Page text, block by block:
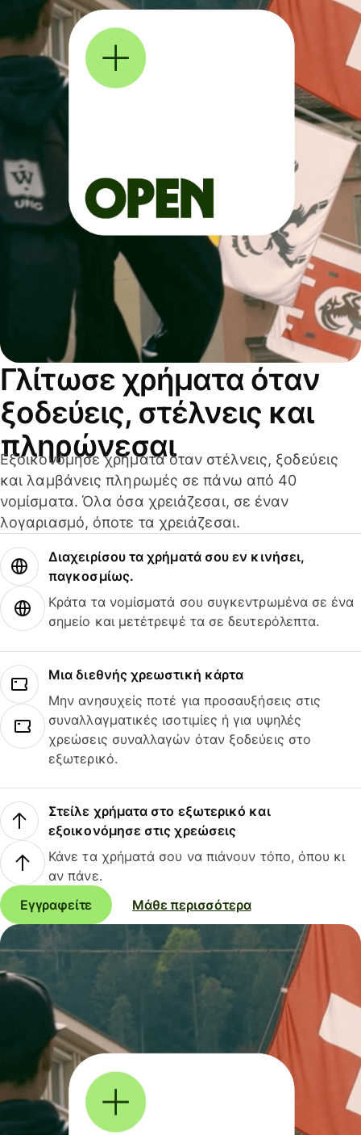
Γλίτωσε χρήματα όταν
ξοδεύεις, στέλνεις και
πληρώνεσαι
Εξοικονόμησε χρήματα όταν στέλνεις, ξοδεύεις
και λαμβάνεις πληρωμές σε πάνω από 40
νομίσματα. Όλα όσα χρειάζεσαι, σε έναν
λογαριασμό, όποτε τα χρειάζεσαι.
Διαχειρίσου τα χρήματά σου εν κινήσει,
παγκοσμίως.
Κράτα τα νομίσματά σου συγκεντρωμένα σε ένα
σημείο και μετέτρεψέ τα σε δευτερόλεπτα.
Μια διεθνής χρεωστική κάρτα
Μην ανησυχείς ποτέ για προσαυξήσεις στις
συναλλαγματικές ισοτιμίες ή για υψηλές
χρεώσεις συναλλαγών όταν ξοδεύεις στο
εξωτερικό.
Στείλε χρήματα στο εξωτερικό και
εξοικονόμησε στις χρεώσεις
Κάνε τα χρήματά σου να πιάνουν τόπο, όπου κι
αν πάνε.
Εγγραφείτε
Μάθε περισσότερα